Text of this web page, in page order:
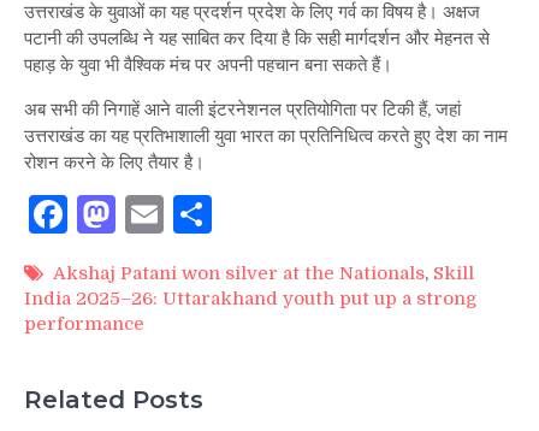
उत्तराखंड के युवाओं का यह प्रदर्शन प्रदेश के लिए गर्व का विषय है। अक्षज
पटानी की उपलब्धि ने यह साबित कर दिया है कि सही मार्गदर्शन और मेहनत से
पहाड़ के युवा भी वैश्विक मंच पर अपनी पहचान बना सकते हैं।
अब सभी की निगाहें आने वाली इंटरनेशनल प्रतियोगिता पर टिकी हैं, जहां
उत्तराखंड का यह प्रतिभाशाली युवा भारत का प्रतिनिधित्व करते हुए देश का नाम
रोशन करने के लिए तैयार है।
Facebook
Mastodon
Email
Akshaj Patani won silver at the Nationals, Skill
India 2025–26: Uttarakhand youth put up a strong
performance
Related Posts